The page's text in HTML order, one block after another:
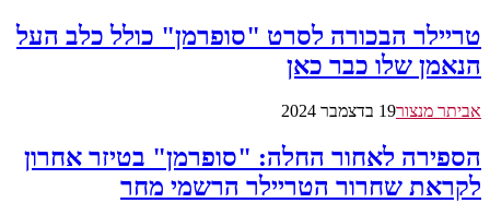
טריילר הבכורה לסרט "סופרמן" כולל כלב העל
הנאמן שלו כבר כאן
אביתר מנצור19 בדצמבר 2024
הספירה לאחור החלה: "סופרמן" בטיזר אחרון
לקראת שחרור הטריילר הרשמי מחר